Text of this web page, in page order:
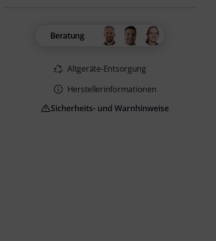
Beratung
Altgeräte-Entsorgung
Herstellerinformationen
Sicherheits- und Warnhinweise